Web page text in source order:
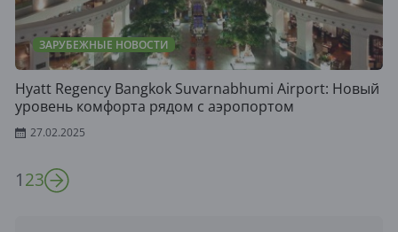
ЗАРУБЕЖНЫЕ НОВОСТИ
Hyatt Regency Bangkok Suvarnabhumi Airport: Новый
уровень комфорта рядом с аэропортом
27.02.2025
123